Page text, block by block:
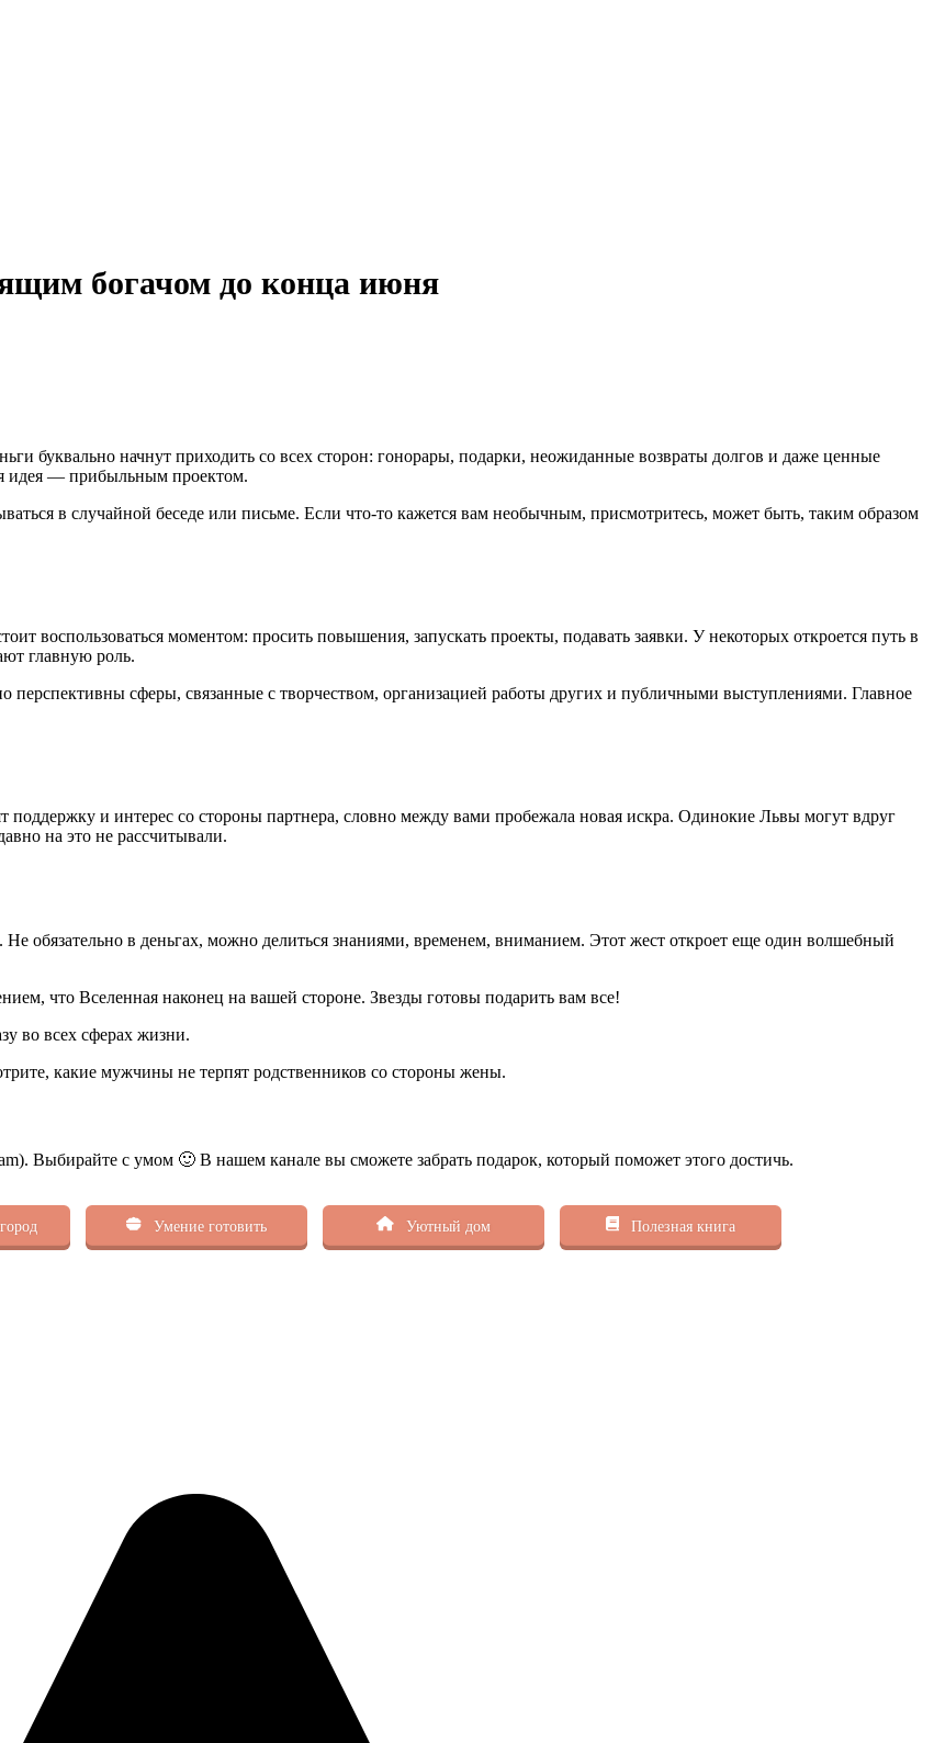
богачом до конца июня
буквально начнут приходить со всех сторон: гонорары, подарки, неожиданные возвраты долгов и даже ценные
идея — прибыльным проектом.
в случайной беседе или письме. Если что-то кажется вам необычным, присмотритесь, может быть, таким образом
воспользоваться моментом: просить повышения, запускать проекты, подавать заявки. У некоторых откроется путь в
главную роль.
сферы, связанные с творчеством, организацией работы других и публичными выступлениями. Главное
поддержку и интерес со стороны партнера, словно между вами пробежала новая искра. Одинокие Львы могут вдруг
на это не рассчитывали.
обязательно в деньгах, можно делиться знаниями, временем, вниманием. Этот жест откроет еще один волшебный
что Вселенная наконец на вашей стороне. Звезды готовы подарить вам все!
во всех сферах жизни.
какие мужчины не терпят родственников со стороны жены.
Выбирайте с умом 🙂 В нашем канале вы сможете забрать подарок, который поможет этого достичь.
Умение готовить Уютный дом Полезная книга